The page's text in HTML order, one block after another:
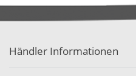
Händler Informationen